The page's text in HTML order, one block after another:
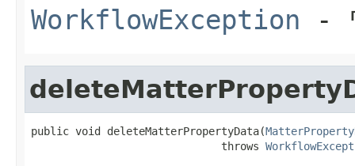
WorkflowException -
public void deleteMatterPropertyData(
                              throws